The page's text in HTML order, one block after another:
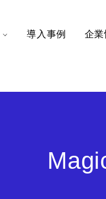
導入事例 企業